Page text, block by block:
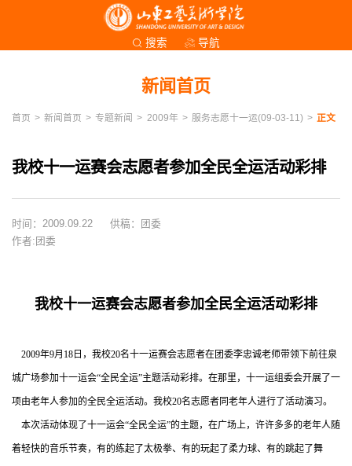
搜索 导航
新闻首页
首页 > 新闻首页 > 专题新闻 > 2009年 > 服务志愿十一运(09-03-11) > 正文
我校十一运赛会志愿者参加全民全运活动彩排
时间：2009.09.22
供稿：团委
作者:团委
我校十一运赛会志愿者参加全民全运活动彩排
2009年9月18日，我校20名十一运赛会志愿者在团委李忠诚老师带领下前往泉
城广场参加十一运会“全民全运”主题活动彩排。在那里，十一运组委会开展了一
项由老年人参加的全民全运活动。我校20名志愿者同老年人进行了活动演习。
本次活动体现了十一运会“全民全运”的主题，在广场上，许许多多的老年人随
着轻快的音乐节奏，有的练起了太极拳、有的玩起了柔力球、有的跳起了舞